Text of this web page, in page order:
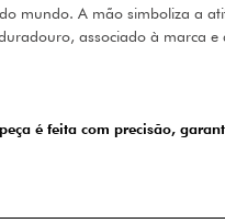
mundo. A mão simboliza a
associado à marca
é feita com precisão,